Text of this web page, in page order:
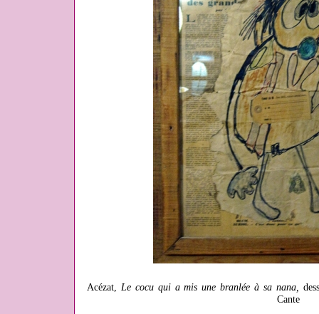
Acézat, Le cocu qui a mis une branlée à sa nana,
Cante